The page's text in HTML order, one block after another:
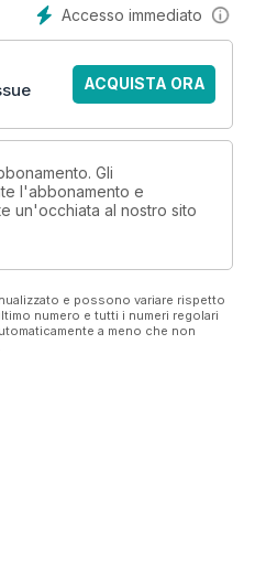
Accesso immediato
ACQUISTA ORA
Gli
l'abbonamento e
un'occhiata al nostro sito
e possono variare rispetto
numero e tutti i numeri regolari
a meno che non